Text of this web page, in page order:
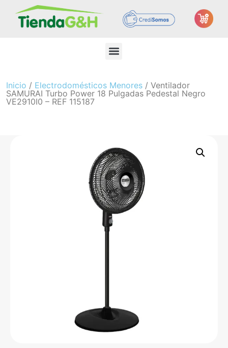
Inicio / Electrodomésticos Menores / Ventilador
SAMURAI Turbo Power 18 Pulgadas Pedestal Negro
VE2910I0 – REF 115187